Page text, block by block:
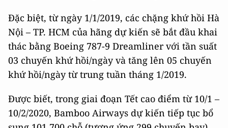
Đặc biệt, từ ngày 1/1/2019, các chặng khứ hồi Hà
Nội – TP. HCM của hãng dự kiến sẽ bắt đầu khai
thác bằng Boeing 787-9 Dreamliner với tần suất
03 chuyến khứ hồi/ngày và tăng lên 05 chuyến
khứ hồi/ngày từ trung tuần tháng 1/2019.
Được biết, trong giai đoạn Tết cao điểm từ 10/1 –
10/2/2020, Bamboo Airways dự kiến tiếp tục bổ